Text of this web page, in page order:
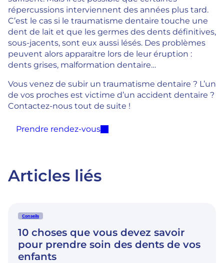
répercussions interviennent des années plus tard.
C’est le cas si le traumatisme dentaire touche une
dent de lait et que les germes des dents définitives,
sous-jacents, sont eux aussi lésés. Des problèmes
peuvent alors apparaitre lors de leur éruption :
dents grises, malformation dentaire…
Vous venez de subir un traumatisme dentaire ? L’un
de vos proches est victime d’un accident dentaire ?
Contactez-nous tout de suite !
Prendre rendez-vous
Articles liés
Conseils
10 choses que vous devez savoir
pour prendre soin des dents de vos
enfants